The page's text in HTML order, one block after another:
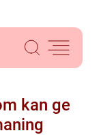
kan ge